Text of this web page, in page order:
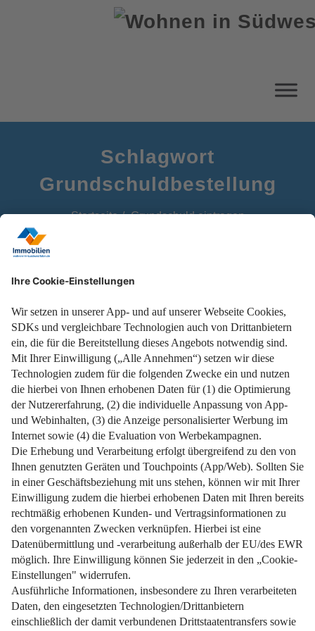
Schlagwort
Grundschuldbestellung
Startseite Grundschuld eintragen
Der Weg zum Eigenheim – Grundschuldbestellung leicht
erklärt.
Weiterlesen
Impressum Datenschutz Nutzungsbedingungen
Pflichtinformationen AGB Über uns Bildquellen
Barrierefreiheit Widerrufsformular